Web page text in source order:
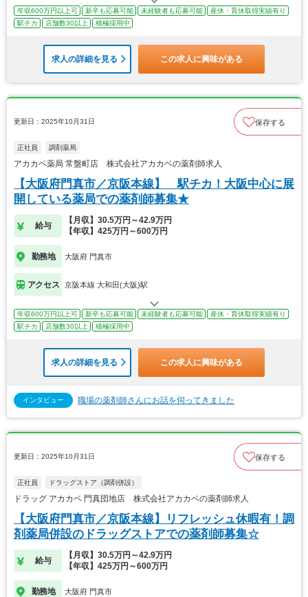
年収600万円以上可 新卒も応募可能 未経験者も応募可能
産休・育休取得実績有り
駅チカ
店舗数30以上 積極採用中
求人の詳細を見る この求人に興味がある
更新日：2025年10月31日 保存する
正社員 調剤薬局
アカカベ薬局 常盤町店 株式会社アカカベの薬剤師求人
【大阪府門真市／京阪本線】 駅チカ！大阪中心に展
開している薬局での薬剤師募集★
給与
【月収】30.5万円～42.9万円
【年収】425万円～600万円
勤務地 大阪府 門真市
アクセス 京阪本線 大和田(大阪)駅
年収600万円以上可 新卒も応募可能 未経験者も応募可能
産休・育休取得実績有り
駅チカ
店舗数30以上 積極採用中
求人の詳細を見る この求人に興味がある
インタビュー 職場の薬剤師さんにお話を伺ってきました
更新日：2025年10月31日 保存する
正社員 ドラッグストア（調剤併設）
ドラッグ アカカベ 門真団地店 株式会社アカカベの薬剤師求人
【大阪府門真市／京阪本線】リフレッシュ休暇有！調
剤薬局併設のドラッグストアでの薬剤師募集☆
給与
【月収】30.5万円～42.9万円
【年収】425万円～600万円
勤務地 大阪府 門真市